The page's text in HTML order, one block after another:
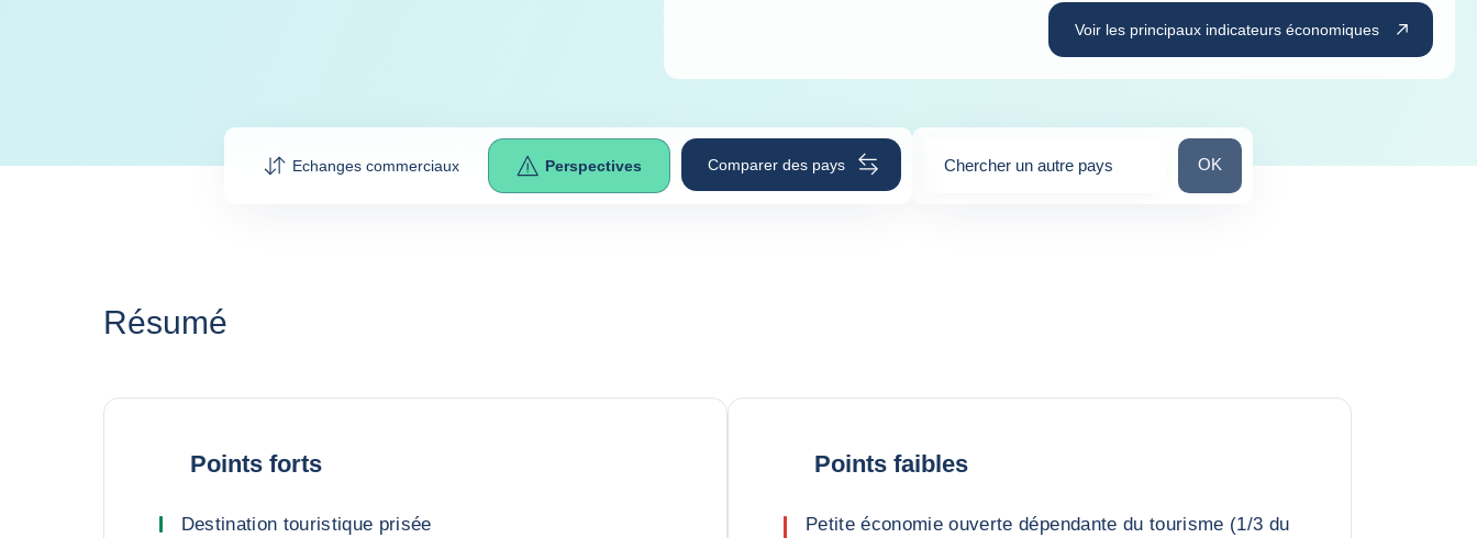
Voir les principaux indicateurs économiques
Echanges commerciaux Perspectives Comparer des pays Chercher un autre pays Chercher un autre pays
OK
Résumé
Points forts
Destination touristique prisée
Points faibles
Petite économie ouverte dépendante du tourisme (1/3 du